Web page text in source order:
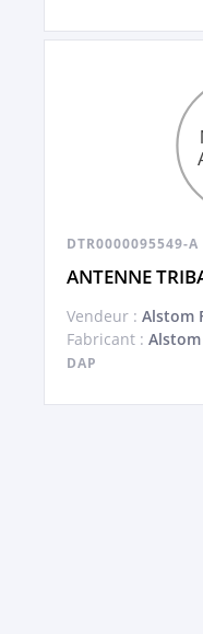
DTR0000095549-A
ANTENNE
Vendeur : Alstom
Fabricant : Alstom
DAP